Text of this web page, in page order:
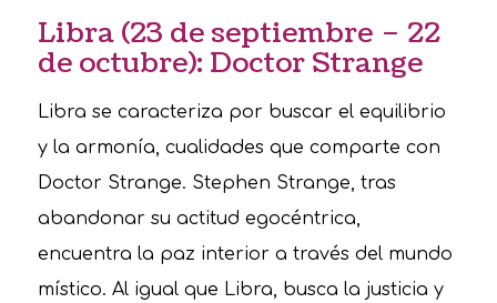
Libra (23 de septiembre – 22
de octubre): Doctor Strange
Libra se caracteriza por buscar el equilibrio
y la armonía, cualidades que comparte con
Doctor Strange. Stephen Strange, tras
abandonar su actitud egocéntrica,
encuentra la paz interior a través del mundo
místico. Al igual que Libra, busca la justicia y